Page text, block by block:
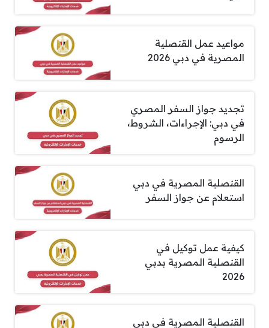
مواعيد عمل القنصلية
المصرية في دبي 2026
تجديد جواز السفر المصري
في دبي: الإجراءات، الشروط،
الرسوم
القنصلية المصرية في دبي
استعلام عن جواز السفر
كيفية عمل توكيل في
القنصلية المصرية بدبي
2026
القنصلية المصرية في دبي